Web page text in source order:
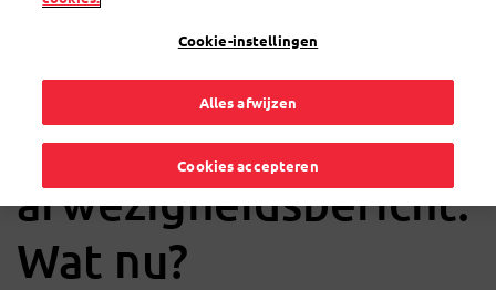
zending pas afhalen
na de uiterste datum
op het
afwezigheidsbericht.
Wat nu?
Cookie-instellingen
Alles afwijzen
Cookies accepteren